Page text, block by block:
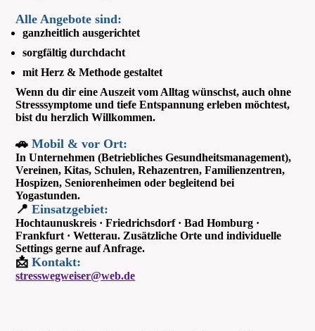
Alle Angebote sind:
ganzheitlich ausgerichtet
sorgfältig durchdacht
mit Herz & Methode gestaltet
Wenn du dir eine Auszeit vom Alltag wünschst, auch ohne
Stresssymptome und tiefe Entspannung erleben möchtest,
bist du herzlich Willkommen.
🚗Mobil & vor Ort:
In Unternehmen (Betriebliches Gesundheitsmanagement),
Vereinen, Kitas, Schulen, Rehazentren, Familienzentren,
Hospizen, Seniorenheimen oder begleitend bei
Yogastunden.
📍Einsatzgebiet:
Hochtaunuskreis · Friedrichsdorf · Bad Homburg ·
Frankfurt · Wetterau. Zusätzliche Orte und individuelle
Settings gerne auf Anfrage.
📩Kontakt:
stresswegweiser@web.de